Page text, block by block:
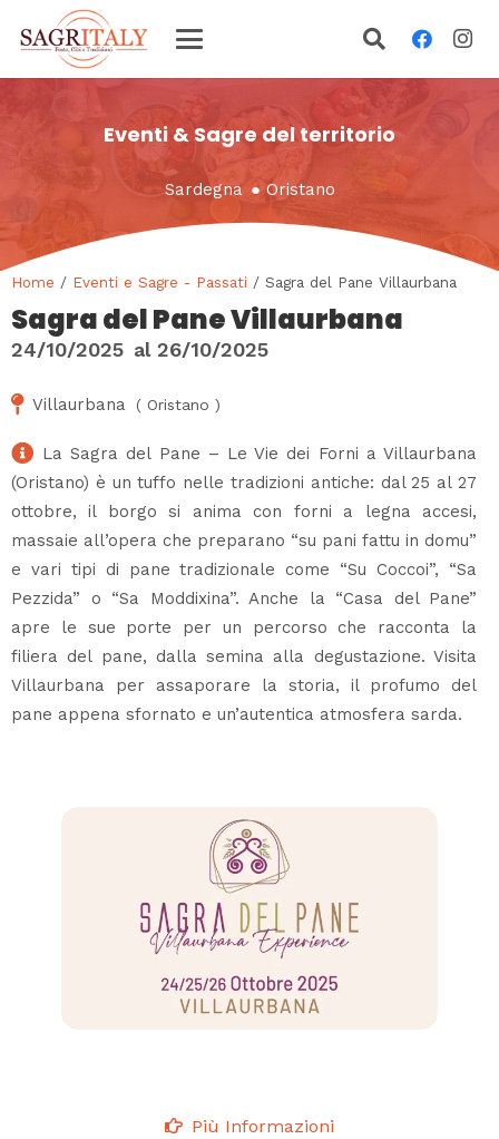
Eventi & Sagre del territorio
Sardegna ● Oristano
Home / Eventi e Sagre - Passati / Sagra del Pane Villaurbana
Sagra del Pane Villaurbana
24/10/2025 al 26/10/2025
Villaurbana ( Oristano )
La Sagra del Pane – Le Vie dei Forni a Villaurbana
(Oristano) è un tuffo nelle tradizioni antiche: dal 25 al 27
ottobre, il borgo si anima con forni a legna accesi,
massaie all’opera che preparano “su pani fattu in domu”
e vari tipi di pane tradizionale come “Su Coccoi”, “Sa
Pezzida” o “Sa Moddixina”. Anche la “Casa del Pane”
apre le sue porte per un percorso che racconta la
filiera del pane, dalla semina alla degustazione. Visita
Villaurbana per assaporare la storia, il profumo del
pane appena sfornato e un’autentica atmosfera sarda.
Più Informazioni